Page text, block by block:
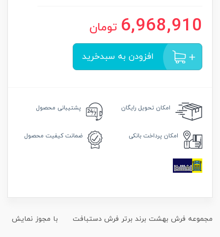
6,968,910 تومان
افزودن به سبدخرید
امکان تحویل رایگان پشتیبانی محصول
امکان پرداخت بانکی ضمانت کیفیت محصول
مجموعه فرش بهشت برند برتر فرش دستبافت با مجوز نمایش